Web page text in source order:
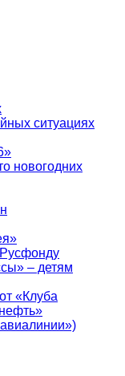
ситуациях
новогодних
– детям
«Клуба